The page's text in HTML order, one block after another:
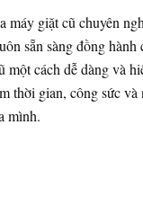
máy giặt cũ chuyên
sẵn sàng đồng
một cách dễ dàng và
thời gian, công sức
mình.